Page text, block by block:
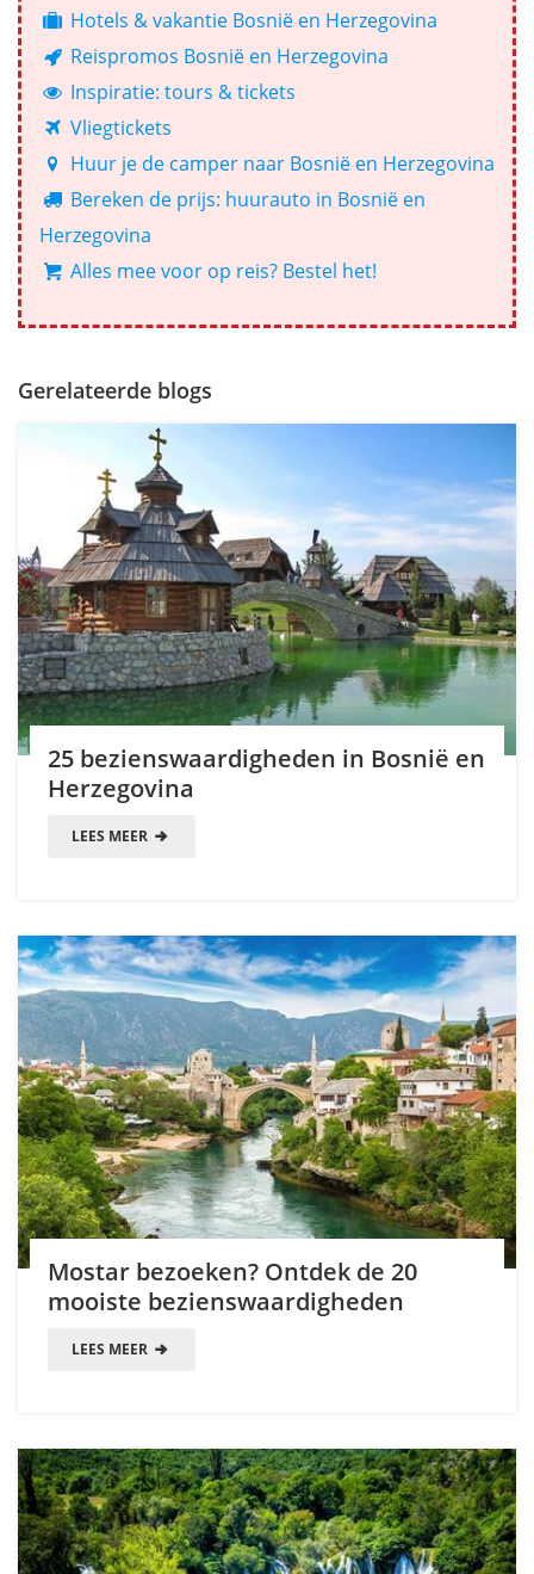
Hotels & vakantie Bosnië en Herzegovina
Reispromos Bosnië en Herzegovina
Inspiratie: tours & tickets
Vliegtickets
Huur je de camper naar Bosnië en Herzegovina
Bereken de prijs: huurauto in Bosnië en
Herzegovina
Alles mee voor op reis? Bestel het!
Gerelateerde blogs
25 bezienswaardigheden in Bosnië en
Herzegovina
LEES MEER
Mostar bezoeken? Ontdek de 20
mooiste bezienswaardigheden
LEES MEER